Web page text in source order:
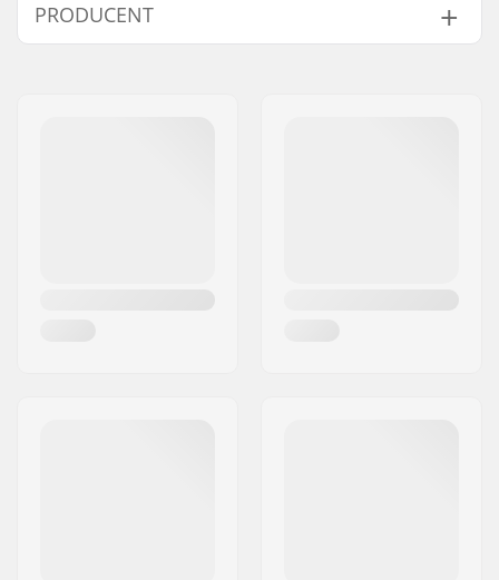
Długość sztycy:
Średnica sztycy
25.4mm
PRODUCENT